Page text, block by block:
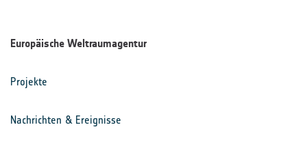
Europäische Weltraumagentur
Projekte
Nachrichten & Ereignisse